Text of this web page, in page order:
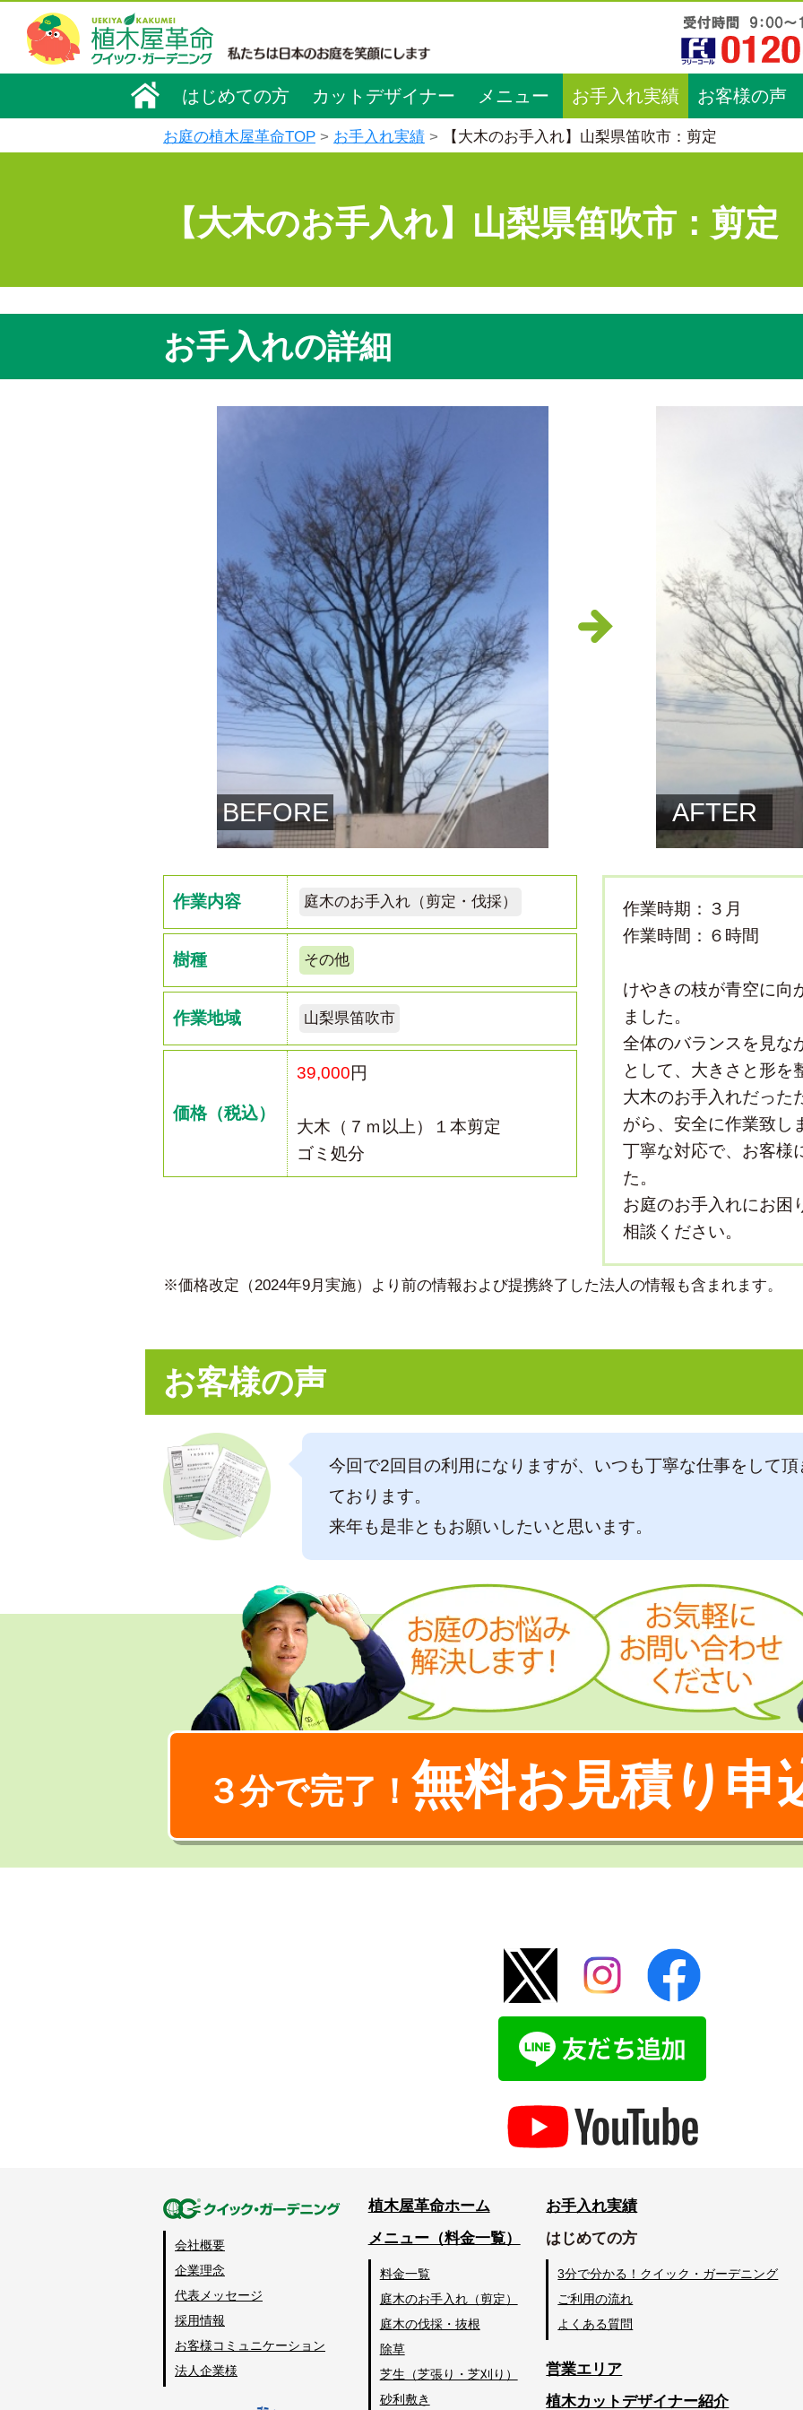
はじめての方 カットデザイナー メニュー お手入れ実績 お客様の声
お庭の植木屋革命TOP お手入れ実績 【大木のお手入れ】山梨県笛吹市：剪定
【大木のお手入れ】山梨県笛吹市：剪定
お手入れの詳細
BEFORE AFTER
作業内容 庭木のお手入れ（剪定・伐採）
樹種 その他
作業地域 山梨県笛吹市
価格（税込）
39,000円
大木（７ｍ以上）１本剪定
ゴミ処分
作業時期：３月
作業時間：６時間
けやきの枝が青空に向
ました。
全体のバランスを見な
として、大きさと形を
大木のお手入れだった
がら、安全に作業致し
丁寧な対応で、お客様
た。
お庭のお手入れにお困
相談ください。
※価格改定（2024年9月実施）より前の情報および提携終了した法人の情報も含まれます。
お客様の声
今回で2回目の利用になりますが、いつも丁寧な仕事をして
ております。
来年も是非ともお願いしたいと思います。
３分で完了！ 無料お見積り申
会社概要
企業理念
代表メッセージ
採用情報
お客様コミュニケーション
法人企業様
植木屋革命ホーム
メニュー（料金一覧）
料金一覧
庭木のお手入れ（剪定）
庭木の伐採・抜根
除草
芝生（芝張り・芝刈り）
砂利敷き
お手入れ実績
はじめての方
3分で分かる！クイック・ガーデニング
ご利用の流れ
よくある質問
営業エリア
植木カットデザイナー紹介